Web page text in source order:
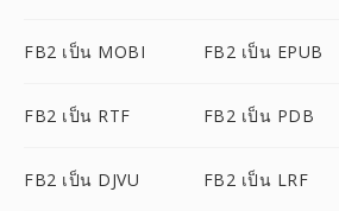
FB2 เป็น MOBI FB2 เป็น EPUB
FB2 เป็น RTF FB2 เป็น PDB
FB2 เป็น DJVU FB2 เป็น LRF